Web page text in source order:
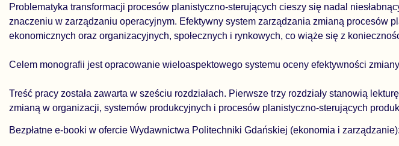
Problematyka transformacji procesów planistyczno-sterujących cieszy się nadal
znaczeniu w zarządzaniu operacyjnym. Efektywny system zarządzania zmianą
ekonomicznych oraz organizacyjnych, społecznych i rynkowych, co wiąże się z
Celem monografii jest opracowanie wieloaspektowego systemu oceny efektywności
Treść pracy została zawarta w sześciu rozdziałach. Pierwsze trzy rozdziały stanowią
zmianą w organizacji, systemów produkcyjnych i procesów planistyczno-sterujących
Bezpłatne e-booki w ofercie Wydawnictwa Politechniki Gdańskiej (ekonomia i zarządzanie):